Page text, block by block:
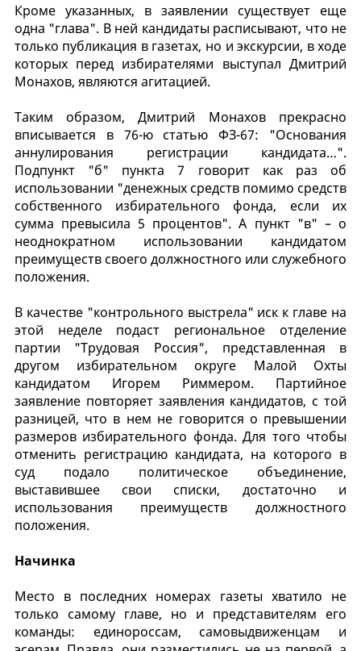
Кроме указанных, в заявлении существует еще
одна "глава". В ней кандидаты расписывают, что не
только публикация в газетах, но и экскурсии, в ходе
которых перед избирателями выступал Дмитрий
Монахов, являются агитацией.
Таким образом, Дмитрий Монахов прекрасно
вписывается в 76-ю статью ФЗ-67: "Основания
аннулирования регистрации кандидата…".
Подпункт "б" пункта 7 говорит как раз об
использовании "денежных средств помимо средств
собственного избирательного фонда, если их
сумма превысила 5 процентов". А пункт "в" – о
неоднократном использовании кандидатом
преимуществ своего должностного или служебного
положения.
В качестве "контрольного выстрела" иск к главе на
этой неделе подаст региональное отделение
партии "Трудовая Россия", представленная в
другом избирательном округе Малой Охты
кандидатом Игорем Риммером. Партийное
заявление повторяет заявления кандидатов, с той
разницей, что в нем не говорится о превышении
размеров избирательного фонда. Для того чтобы
отменить регистрацию кандидата, на которого в
суд подало политическое объединение,
выставившее свои списки, достаточно и
использования преимуществ должностного
положения.
Начинка
Место в последних номерах газеты хватило не
только самому главе, но и представителям его
команды: единороссам, самовыдвиженцам и